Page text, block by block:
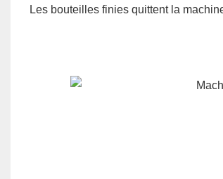
Les bouteilles finies quittent la